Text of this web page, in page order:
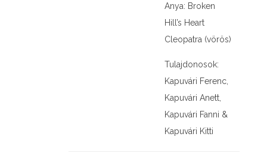
Anya: Broken
Hill’s Heart
Cleopatra (vörös)
Tulajdonosok:
Kapuvári Ferenc,
Kapuvári Anett,
Kapuvári Fanni &
Kapuvári Kitti